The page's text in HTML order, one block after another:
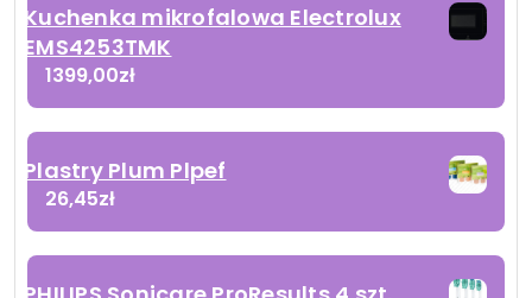
Kuchenka mikrofalowa Electrolux
EMS4253TMK
1399,00zł
Plastry Plum Plpef
26,45zł